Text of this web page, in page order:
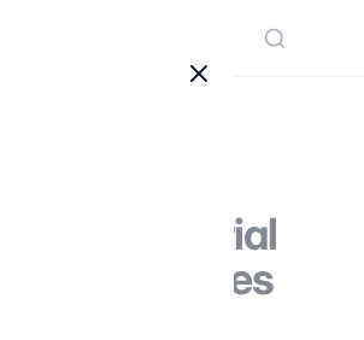
les Material
dans les